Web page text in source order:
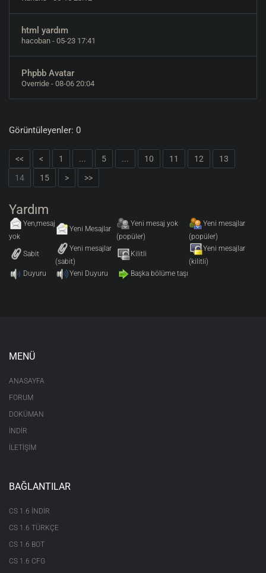
html yardım
hacoban - 05-23 17:41
Phpbb Avatar
Override - 08-06 20:04
Görüntüleyenler: 0
<< < 1 ... 5 ... 10 11 12
13
14
15 > >>
Yardım
Yen,mesaj
yok
Yeni Mesajlar
Yeni mesaj yok
(popüler)
Yeni mesajlar
(popüler)
Sabit
Yeni mesajlar
(sabit)
Kilitli
Yeni mesajlar
(kilitli)
Duyuru
Yeni Duyuru Başka bölüme taşı
MENÜ
ANASAYFA
FORUM
DOKÜMAN
İNDİR
İLETİŞİM
BAĞLANTILAR
CS 1.6 INDIR
CS 1.6 TÜRKÇE
CS 1.6 BOT
CS 1.6 CFG